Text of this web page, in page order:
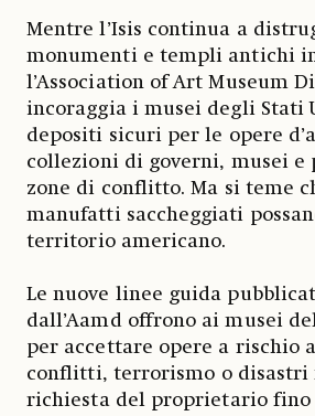
Mentre l’Isis continua a
monumenti e templi antichi
l’Association of Art Museum
incoraggia i musei degli Stati
depositi sicuri per le opere
collezioni di governi, musei e
zone di conflitto. Ma si teme
manufatti saccheggiati
territorio americano.
Le nuove linee guida
dall’Aamd offrono ai musei
per accettare opere a rischio
conflitti, terrorismo o disastri
richiesta del proprietario fino